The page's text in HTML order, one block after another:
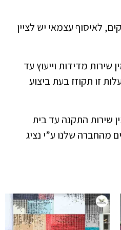
עסקים, לאיסוף עצמאי יש לציין
שירות מדידות וייעוץ עד
הלקוח בעלות 100₪, עלות זו תקוזז בעת ביצוע
שירות התקנה עד בית
מהחברה שלנו ע”י נציג